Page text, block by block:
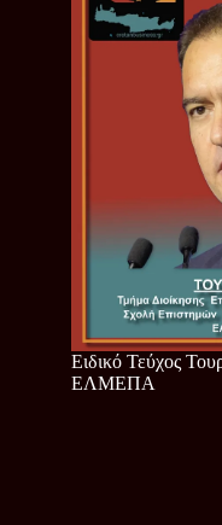
Ειδικό Τεύχος
ΕΛΜΕΠΑ